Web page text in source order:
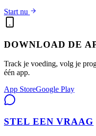
Start nu
DOWNLOAD DE
Track je voeding, volg je
één app.
App StoreGoogle Play
STEL EEN VRAAG